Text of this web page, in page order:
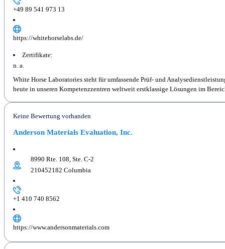
+49 89 541 973 13
https://whitehorselabs.de/
Zertifikate:
n. a.
White Horse Laboratories steht für umfassende Prüf- und
heute in unseren Kompetenzzentren weltweit erstklassige Lösungen im
Anderson Materials Evaluation, Inc.
8990 Rte. 108, Ste. C-2
210452182 Columbia
+1 410 740 8562
https://www.andersonmaterials.com
Keine Bewertung vorhanden